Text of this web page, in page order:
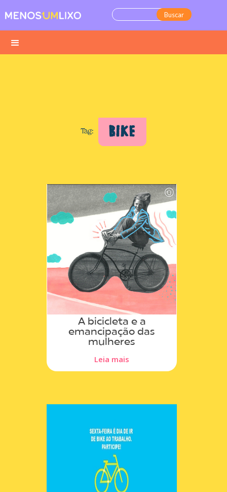
Tag: BIKE
A bicicleta e a
emancipação das
mulheres
Leia mais